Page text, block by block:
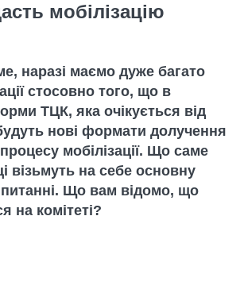
мобілізацію
наразі маємо дуже багато
стосовно того, що в
ТЦК, яка очікується від
нові формати долучення
мобілізації. Що саме
візьмуть на себе основну
Що вам відомо, що
на комітеті?